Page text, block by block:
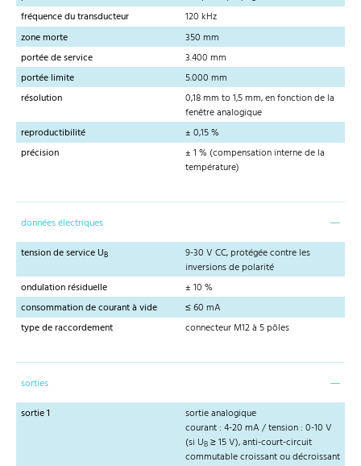
fréquence du transducteur
120 kHz
zone morte
350 mm
portée de service
3.400 mm
portée limite
5.000 mm
résolution
0,18 mm to 1,5 mm, en fonction de la
fenêtre analogique
reproductibilité
± 0,15 %
précision
± 1 % (compensation interne de la
température)
données électriques
tension de service UB
9-30 V CC, protégée contre les
inversions de polarité
ondulation résiduelle
± 10 %
consommation de courant à vide
≤ 60 mA
type de raccordement
connecteur M12 à 5 pôles
sorties
sortie 1
sortie analogique
courant : 4-20 mA / tension : 0-10 V
(si UB ≥ 15 V), anti-court-circuit
commutable croissant ou décroissant